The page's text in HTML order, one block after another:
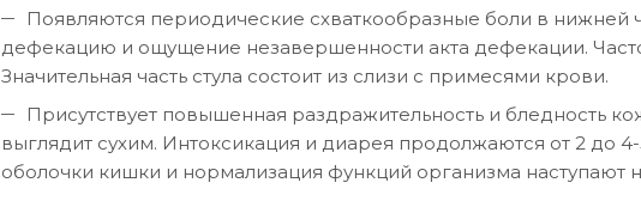
Появляются периодические схваткообразные боли в нижней
дефекацию и ощущение незавершенности акта дефекации.
Значительная часть стула состоит из слизи с примесями крови.
Присутствует повышенная раздражительность и бледность
выглядит сухим. Интоксикация и диарея продолжаются от 2 до
оболочки кишки и нормализация функций организма наступают